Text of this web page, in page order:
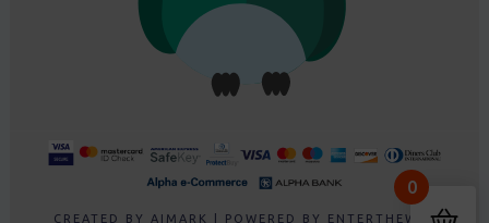
CREATED BY AIMARK | POWERED BY ENTERTHEWEB
Ρουλα From Ρέθυμνο, GR
Purchased
Σετ EBITA 242019 φούξια - 8 ετών
About 5 hours ago
0